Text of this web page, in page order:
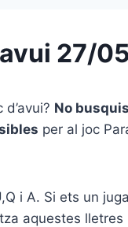
27/
No
per al joc
i A. Si ets un
aquestes lletres